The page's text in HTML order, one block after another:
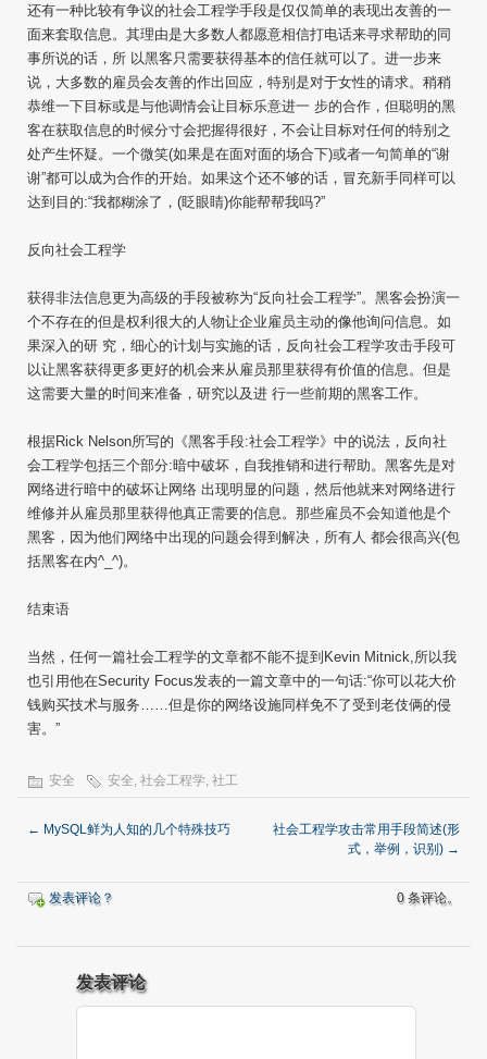
还有一种比较有争议的社会工程学手段是仅仅简单的表现出友善的一
面来套取信息。其理由是大多数人都愿意相信打电话来寻求帮助的同
事所说的话，所 以黑客只需要获得基本的信任就可以了。进一步来
说，大多数的雇员会友善的作出回应，特别是对于女性的请求。稍稍
恭维一下目标或是与他调情会让目标乐意进一 步的合作，但聪明的黑
客在获取信息的时候分寸会把握得很好，不会让目标对任何的特别之
处产生怀疑。一个微笑(如果是在面对面的场合下)或者一句简单的“谢
谢”都可以成为合作的开始。如果这个还不够的话，冒充新手同样可以
达到目的:“我都糊涂了，(眨眼睛)你能帮帮我吗?”
反向社会工程学
获得非法信息更为高级的手段被称为“反向社会工程学”。黑客会扮演一
个不存在的但是权利很大的人物让企业雇员主动的像他询问信息。如
果深入的研 究，细心的计划与实施的话，反向社会工程学攻击手段可
以让黑客获得更多更好的机会来从雇员那里获得有价值的信息。但是
这需要大量的时间来准备，研究以及进 行一些前期的黑客工作。
根据Rick Nelson所写的《黑客手段:社会工程学》中的说法，反向社
会工程学包括三个部分:暗中破坏，自我推销和进行帮助。黑客先是对
网络进行暗中的破坏让网络 出现明显的问题，然后他就来对网络进行
维修并从雇员那里获得他真正需要的信息。那些雇员不会知道他是个
黑客，因为他们网络中出现的问题会得到解决，所有人 都会很高兴(包
括黑客在内^_^)。
结束语
当然，任何一篇社会工程学的文章都不能不提到Kevin Mitnick,所以我
也引用他在Security Focus发表的一篇文章中的一句话:“你可以花大价
钱购买技术与服务……但是你的网络设施同样免不了受到老伎俩的侵
害。”
安全 安全, 社会工程学, 社工
← MySQL鲜为人知的几个特殊技巧
社会工程学攻击常用手段简述(形
式，举例，识别) →
发表评论？ 0 条评论。
发表评论